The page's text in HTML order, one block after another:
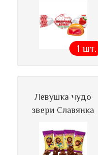
1 шт.
Левушка чудо
звери Славянка